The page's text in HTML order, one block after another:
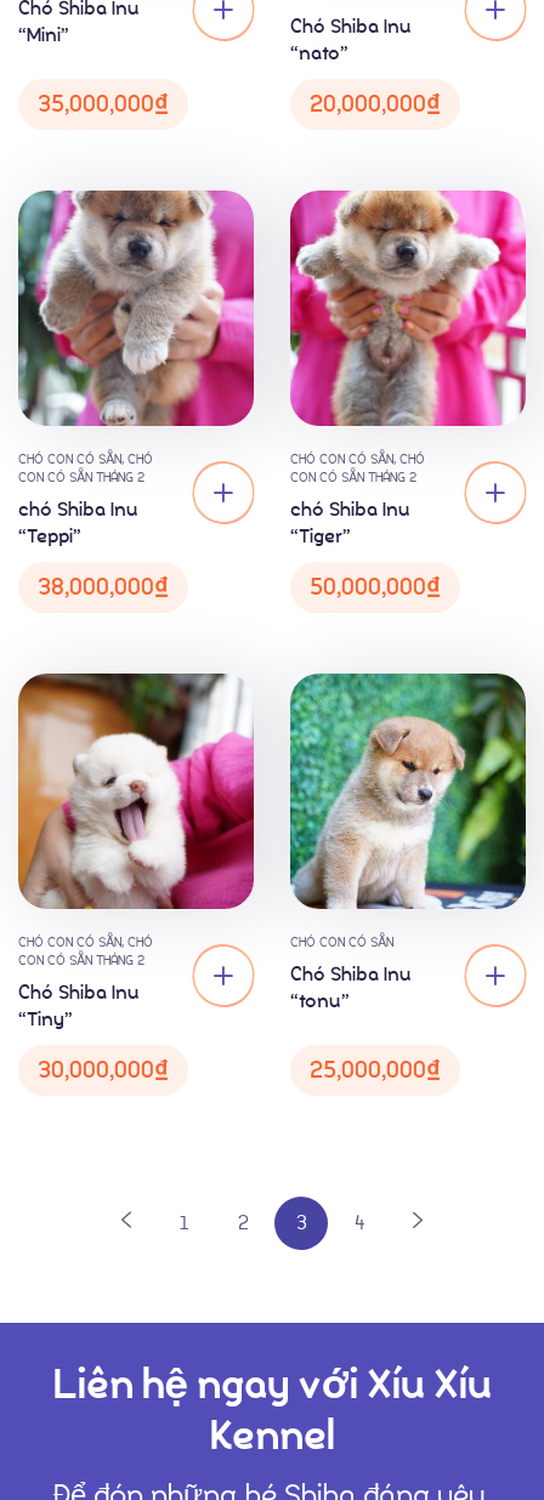
Liên Hệ
Chó Shiba Inu
“Mini”
35,000,000₫
Chó Shiba Inu
“nato”
20,000,000₫
CHÓ CON CÓ SẴN, CHÓ
CON CÓ SẴN THÁNG 2
chó Shiba Inu
“Teppi”
38,000,000₫
CHÓ CON CÓ SẴN, CHÓ
CON CÓ SẴN THÁNG 2
chó Shiba Inu
“Tiger”
50,000,000₫
CHÓ CON CÓ SẴN, CHÓ
CON CÓ SẴN THÁNG 2
Chó Shiba Inu
“Tiny”
30,000,000₫
CHÓ CON CÓ SẴN
Chó Shiba Inu
“tonu”
25,000,000₫
1 2 3 4
Liên hệ ngay với Xíu Xíu
Kennel